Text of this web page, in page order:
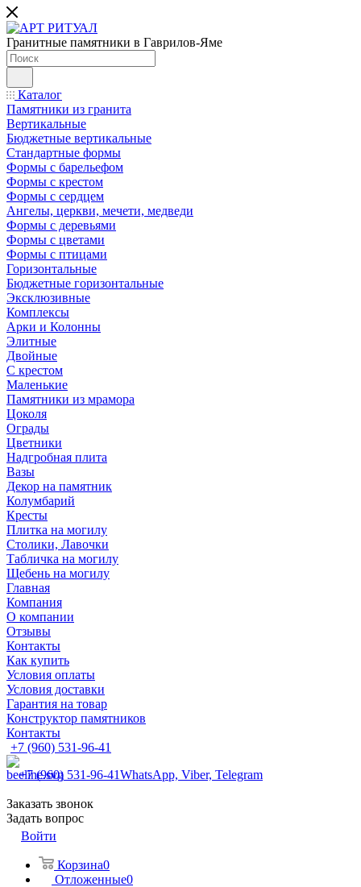
Гранитные памятники в Гаврилов-Яме
Каталог
Памятники из гранита
Вертикальные
Бюджетные вертикальные
Стандартные формы
Формы с барельефом
Формы с крестом
Формы с сердцем
Ангелы, церкви, мечети, медведи
Формы с деревьями
Формы с цветами
Формы с птицами
Горизонтальные
Бюджетные горизонтальные
Эксклюзивные
Комплексы
Арки и Колонны
Элитные
Двойные
С крестом
Маленькие
Памятники из мрамора
Цоколя
Ограды
Цветники
Надгробная плита
Вазы
Декор на памятник
Колумбарий
Кресты
Плитка на могилу
Столики, Лавочки
Табличка на могилу
Щебень на могилу
Главная
Компания
О компании
Отзывы
Контакты
Как купить
Условия оплаты
Условия доставки
Гарантия на товар
Конструктор памятников
Контакты
+7 (960) 531-96-41
+7 (960) 531-96-41WhatsApp, Viber, Telegram
Заказать звонок
Задать вопрос
Войти
Корзина0
Отложенные0